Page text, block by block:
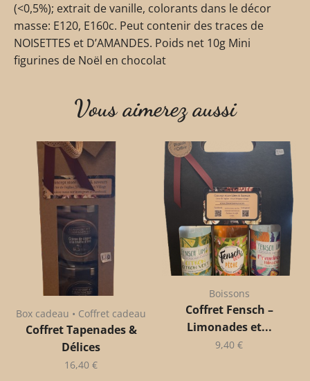
(<0,5%); extrait de vanille, colorants dans le décor
masse: E120, E160c. Peut contenir des traces de
NOISETTES et D’AMANDES. Poids net 10g Mini
figurines de Noël en chocolat
Vous aimerez aussi
Box cadeau • Coffret cadeau
Coffret Tapenades &
Délices
16,40 €
Boissons
Coffret Fensch –
Limonades et...
9,40 €